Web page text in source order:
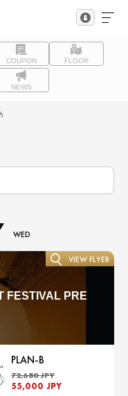
COUPON FLOOR
NEWS
WED
FESTIVAL PRE
VIEW FLYER
PLAN-B
72,680 JPY
55,000 JPY